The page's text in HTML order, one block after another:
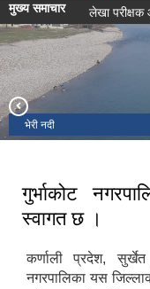
मुख्य समाचार लेखा परीक्षक
भेरी नदी
दह ताल
गुर्भाकोट
स्वागत छ ।
कर्णाली प्रदेश,
नगरपालिका यस